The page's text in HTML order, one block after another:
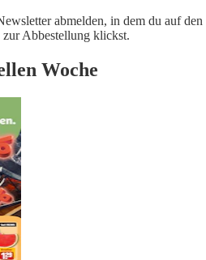
abmelden, in dem du auf den
Abbestellung klickst.
Woche